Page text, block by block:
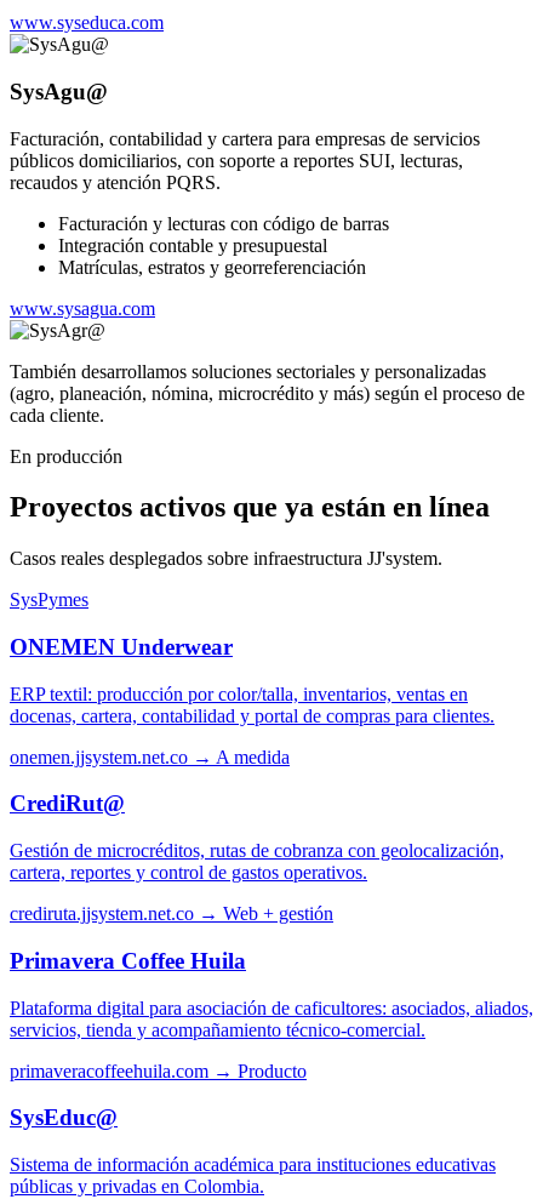
www.syseduca.com
SysAgu@
Facturación, contabilidad y cartera para empresas de servicios
públicos domiciliarios, con soporte a reportes SUI, lecturas,
recaudos y atención PQRS.
Facturación y lecturas con código de barras
Integración contable y presupuestal
Matrículas, estratos y georreferenciación
www.sysagua.com
También desarrollamos soluciones sectoriales y personalizadas
(agro, planeación, nómina, microcrédito y más) según el proceso de
cada cliente.
En producción
Proyectos activos que ya están en línea
Casos reales desplegados sobre infraestructura JJ'system.
SysPymes
ONEMEN Underwear
ERP textil: producción por color/talla, inventarios, ventas en
docenas, cartera, contabilidad y portal de compras para clientes.
onemen.jjsystem.net.co → A medida
CrediRut@
Gestión de microcréditos, rutas de cobranza con geolocalización,
cartera, reportes y control de gastos operativos.
crediruta.jjsystem.net.co → Web + gestión
Primavera Coffee Huila
Plataforma digital para asociación de caficultores: asociados, aliados,
servicios, tienda y acompañamiento técnico-comercial.
primaveracoffeehuila.com → Producto
SysEduc@
Sistema de información académica para instituciones educativas
públicas y privadas en Colombia.